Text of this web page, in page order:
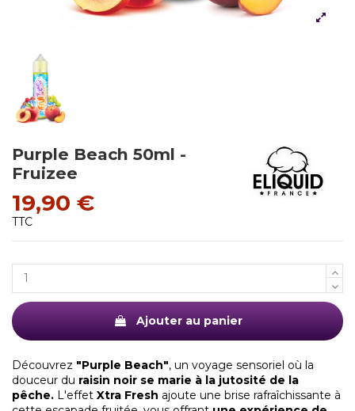
Purple Beach 50ml -
Fruizee
19,90 €
TTC
Ajouter au panier
Découvrez "Purple Beach", un voyage sensoriel où la
douceur du raisin noir se marie à la jutosité de la
pêche. L'effet Xtra Fresh ajoute une brise rafraîchissante à